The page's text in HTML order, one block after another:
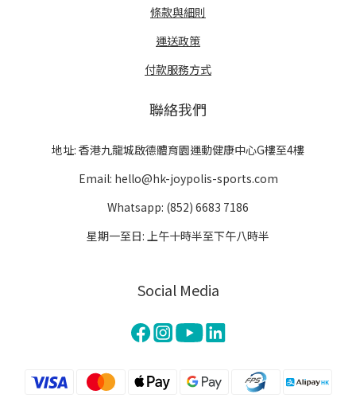
條款與細則
運送政策
付款服務方式
聯絡我們
地址: 香港九龍城啟德體育園運動健康中心G樓至4樓
Email: hello@hk-joypolis-sports.com
Whatsapp: (852) 6683 7186
星期一至日: 上午十時半至下午八時半
Social Media